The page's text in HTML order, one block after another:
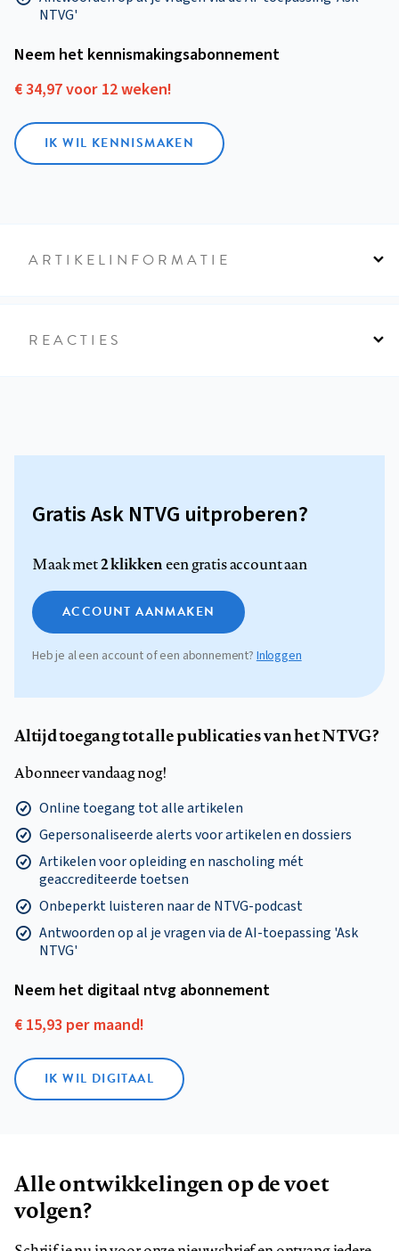
NTVG'
Neem het kennismakings­abonnement
€ 34,97 voor 12 weken!
IK WIL KENNISMAKEN
ARTIKELINFORMATIE
REACTIES
Gratis Ask NTVG uitproberen?
Maak met2 klikkeneen gratis account aan
ACCOUNT AANMAKEN
Heb je al een account of een abonnement?Inloggen
Altijd toegang tot alle publicaties van het NTVG?
Abonneer vandaag nog!
Online toegang tot alle artikelen
Gepersonaliseerde alerts voor artikelen en dossiers
Artikelen voor opleiding en nascholing mét
geaccrediteerde toetsen
Onbeperkt luisteren naar de NTVG-podcast
Antwoorden op al je vragen via de AI-toepassing 'Ask
NTVG'
Neem het digitaal ntvg abonnement
€ 15,93 per maand!
IK WIL DIGITAAL
Alle ontwikkelingen op de voet
volgen?